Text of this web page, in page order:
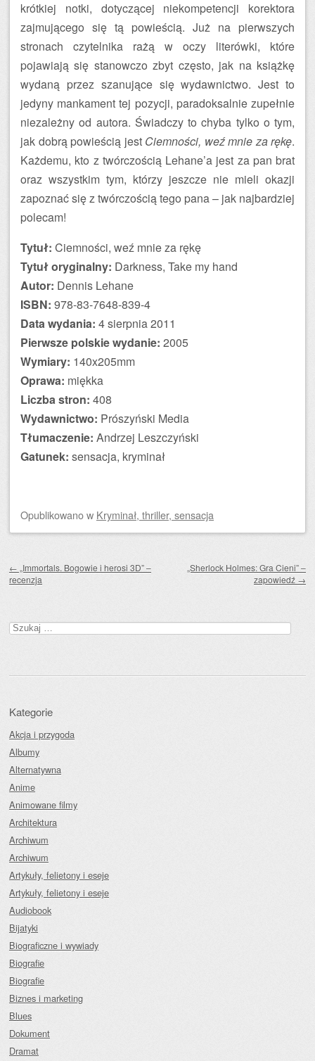
krótkiej notki, dotyczącej niekompetencji korektora
zajmującego się tą powieścią. Już na pierwszych
stronach czytelnika rażą w oczy literówki, które
pojawiają się stanowczo zbyt często, jak na książkę
wydaną przez szanujące się wydawnictwo. Jest to
jedyny mankament tej pozycji, paradoksalnie zupełnie
niezależny od autora. Świadczy to chyba tylko o tym,
jak dobrą powieścią jestCiemności, weź mnie za rękę.
Każdemu, kto z twórczością Lehane’a jest za pan brat
oraz wszystkim tym, którzy jeszcze nie mieli okazji
zapoznać się z twórczością tego pana – jak najbardziej
polecam!
Tytuł: Ciemności, weź mnie za rękę
Tytuł oryginalny: Darkness, Take my hand
Autor: Dennis Lehane
ISBN: 978-83-7648-839-4
Data wydania: 4 sierpnia 2011
Pierwsze polskie wydanie: 2005
Wymiary: 140x205mm
Oprawa: miękka
Liczba stron: 408
Wydawnictwo: Prószyński Media
Tłumaczenie: Andrzej Leszczyński
Gatunek: sensacja, kryminał
Opublikowanow Kryminał, thriller, sensacja
← „Immortals. Bogowie i herosi 3D” –
recenzja
„Sherlock Holmes: Gra Cieni” –
zapowiedź →
Szukaj:
Kategorie
Akcja i przygoda
Albumy
Alternatywna
Anime
Animowane filmy
Architektura
Archiwum
Archiwum
Artykuły, felietony i eseje
Artykuły, felietony i eseje
Audiobook
Bijatyki
Biograficzne i wywiady
Biografie
Biografie
Biznes i marketing
Blues
Dokument
Dramat